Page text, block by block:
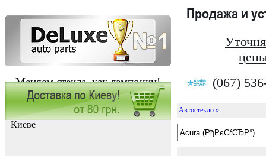
Меняем стекла, как лампочки!
Продажа и
(067)
Заказать установку автостекла в
Киеве
Автостекло »